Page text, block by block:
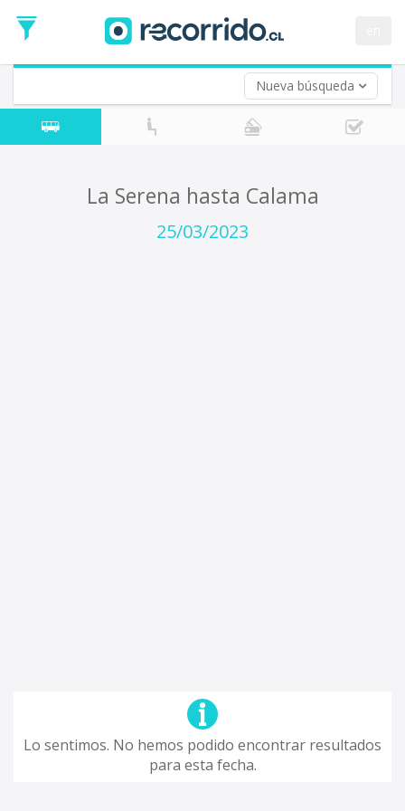
Nueva búsqueda
de
Ida
Vuelta (opcional)
Fecha
de
La Serena hasta Calama
25/03/2023
Lo sentimos. No hemos podido encontrar resultados
para esta fecha.